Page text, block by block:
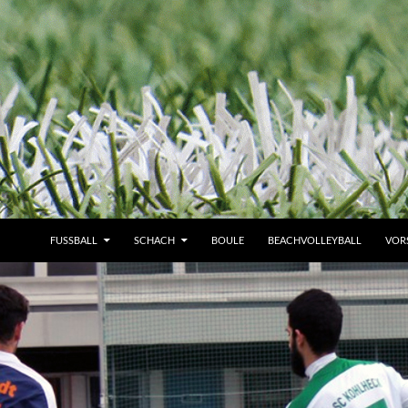
FUSSBALL SCHACH BOULE BEACHVOLLEYBALL